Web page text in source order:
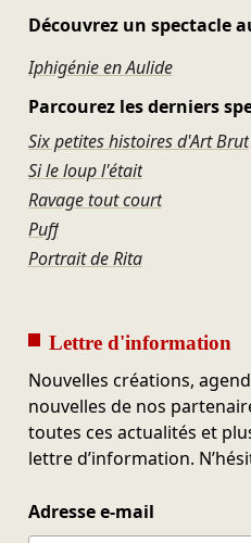
Découvrez un spectacle
Iphigénie en Aulide
Parcourez les derniers
Six petites histoires d'Art Brut
Si le loup l'était
Ravage tout court
Puff
Portrait de Rita
Lettre d'information
Nouvelles créations,
nouvelles de nos
toutes ces actualités et
lettre d’information.
Adresse e-mail